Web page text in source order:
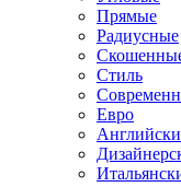
Прямые
Радиусные
Стиль
Евро